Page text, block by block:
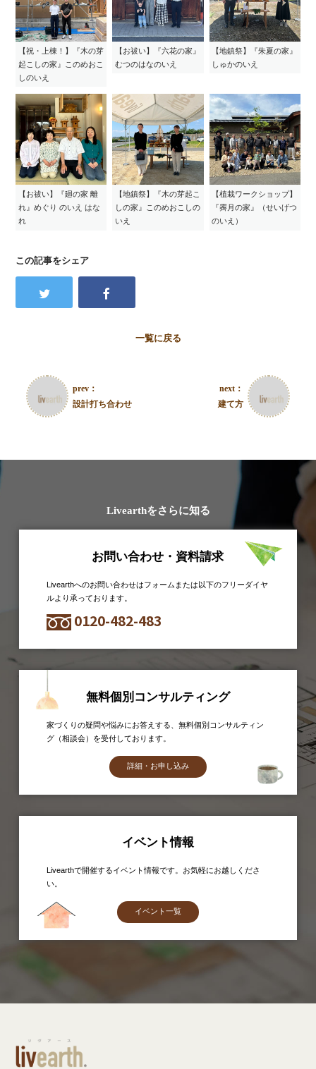
【祝・上棟！】『木の芽
起こしの家』このめおこ
しのいえ
【お祓い】『六花の家』
むつのはなのいえ
【地鎮祭】『朱夏の家』
しゅかのいえ
【お祓い】『廻の家 離
れ』めぐり のいえ はな
れ
【地鎮祭】『木の芽起こ
しの家』このめおこしの
いえ
【植栽ワークショップ】
『霽月の家』（せいげつ
のいえ）
この記事をシェア
一覧に戻る
prev：
設計打ち合わせ
next：
建て方
Livearthをさらに知る
お問い合わせ・資料請求
Livearthへのお問い合わせはフォームまたは以下のフリーダイヤ
ルより承っております。
0120-482-483
無料個別コンサルティング
家づくりの疑問や悩みにお答えする、無料個別コンサルティン
グ（相談会）を受付しております。
詳細・お申し込み
イベント情報
Livearthで開催するイベント情報です。お気軽にお越しくださ
い。
イベント一覧